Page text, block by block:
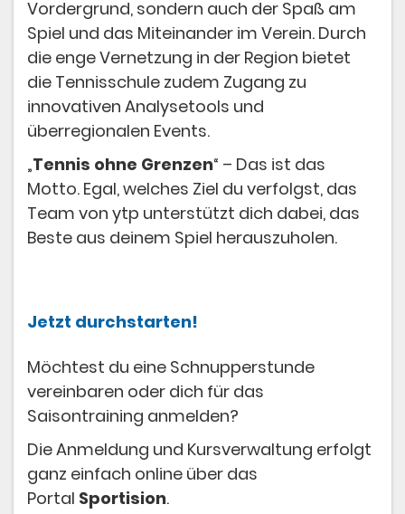
Vordergrund, sondern auch der Spaß am
Spiel und das Miteinander im Verein. Durch
die enge Vernetzung in der Region bietet
die Tennisschule zudem Zugang zu
innovativen Analysetools und
überregionalen Events.
„Tennis ohne Grenzen“ – Das ist das
Motto. Egal, welches Ziel du verfolgst, das
Team von ytp unterstützt dich dabei, das
Beste aus deinem Spiel herauszuholen.
Jetzt durchstarten!
Möchtest du eine Schnupperstunde
vereinbaren oder dich für das
Saisontraining anmelden?
Die Anmeldung und Kursverwaltung erfolgt
ganz einfach online über das
Portal Sportision.